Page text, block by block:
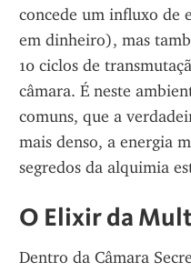
concede um influxo de
em dinheiro), mas
10 ciclos de
câmara. É neste
comuns, que a
mais denso, a energia
segredos da alquimia
O Elixir da
Dentro da Câmara